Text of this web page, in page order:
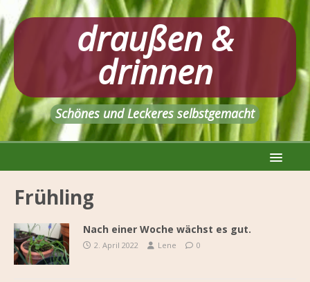
draußen &
drinnen
Schönes und Leckeres selbstgemacht
Frühling
Nach einer Woche wächst es gut.
2. April 2022 Lene 0